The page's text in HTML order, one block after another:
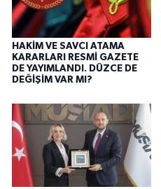
HAKİM VE SAVCI ATAMA
KARARLARI RESMİ GAZETE
DE YAYIMLANDI. DÜZCE DE
DEĞİŞİM VAR MI?